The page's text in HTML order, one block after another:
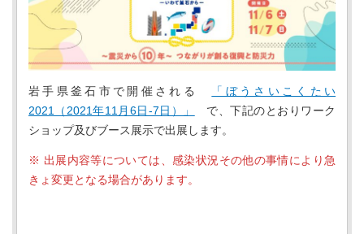
岩手県釜石市で開催される
「ぼうさいこくたい
2021（2021年11月6日-7日）」
で、下記のとおりワーク
ショップ及びブース展示で出展します。
※ 出展内容等については、感染状況その他の事情により急
きょ変更となる場合があります。